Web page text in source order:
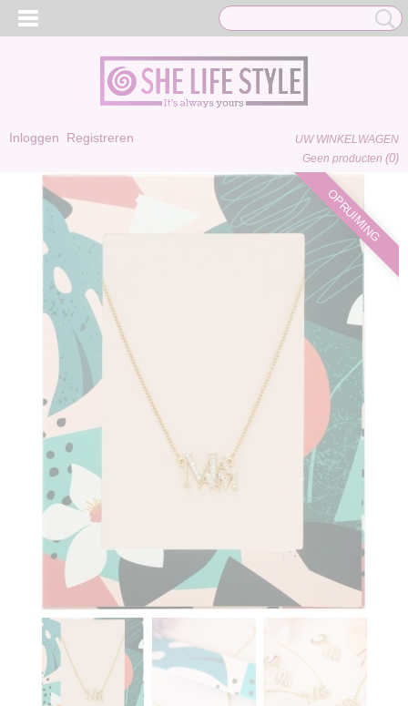
Inloggen Registreren
UW WINKELWAGEN
Geen producten (0)
OPRUIMING